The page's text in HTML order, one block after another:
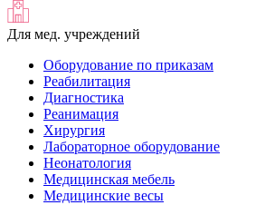
Для мед. учреждений
Оборудование по приказам
Реабилитация
Диагностика
Реанимация
Хирургия
Лабораторное оборудование
Неонатология
Медицинская мебель
Медицинские весы